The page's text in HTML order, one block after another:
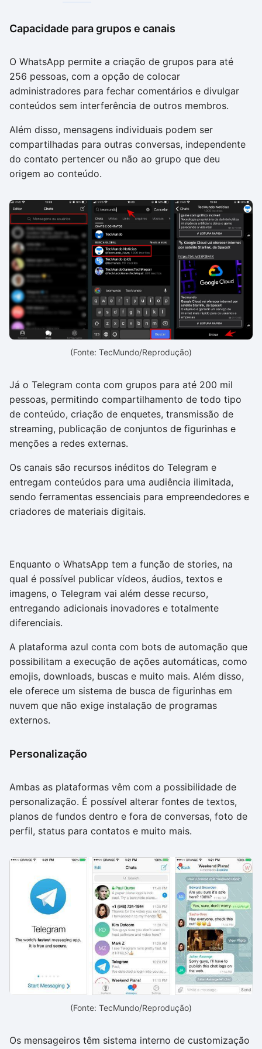
Capacidade para grupos e canais
O WhatsApp permite a criação de grupos para até
256 pessoas, com a opção de colocar
administradores para fechar comentários e divulgar
conteúdos sem interferência de outros membros.
Além disso, mensagens individuais podem ser
compartilhadas para outras conversas, independente
do contato pertencer ou não ao grupo que deu
origem ao conteúdo.
(Fonte: TecMundo/Reprodução)
Já o Telegram conta com grupos para até 200 mil
pessoas, permitindo compartilhamento de todo tipo
de conteúdo, criação de enquetes, transmissão de
streaming, publicação de conjuntos de figurinhas e
menções a redes externas.
Os canais são recursos inéditos do Telegram e
entregam conteúdos para uma audiência ilimitada,
sendo ferramentas essenciais para empreendedores e
criadores de materiais digitais.
Enquanto o WhatsApp tem a função de stories, na
qual é possível publicar vídeos, áudios, textos e
imagens, o Telegram vai além desse recurso,
entregando adicionais inovadores e totalmente
diferenciais.
A plataforma azul conta com bots de automação que
possibilitam a execução de ações automáticas, como
emojis, downloads, buscas e muito mais. Além disso,
ele oferece um sistema de busca de figurinhas em
nuvem que não exige instalação de programas
externos.
Personalização
Ambas as plataformas vêm com a possibilidade de
personalização. É possível alterar fontes de textos,
planos de fundos dentro e fora de conversas, foto de
perfil, status para contatos e muito mais.
(Fonte: TecMundo/Reprodução)
Os mensageiros têm sistema interno de customização